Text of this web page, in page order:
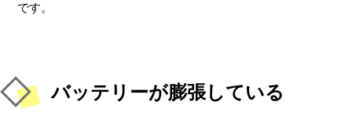
です。
バッテリーが膨張している